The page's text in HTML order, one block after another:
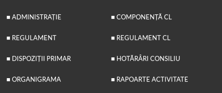
■ ADMINISTRAȚIE
■ REGULAMENT
■ DISPOZIȚII PRIMAR
■ ORGANIGRAMA
■ COMPONENȚĂ CL
■ REGULAMENT CL
■ HOTĂRÂRI CONSILIU
■ RAPOARTE ACTIVITATE